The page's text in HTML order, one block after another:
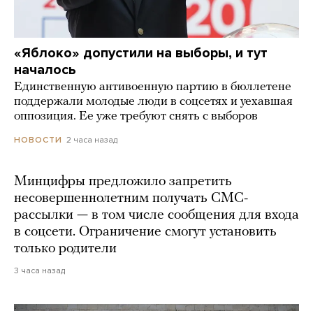
«Яблоко» допустили на выборы, и тут
началось
Единственную антивоенную партию в бюллетене
поддержали молодые люди в соцсетях и уехавшая
оппозиция. Ее уже требуют снять с выборов
НОВОСТИ 2 часа назад
Минцифры предложило запретить
несовершеннолетним получать СМС-
рассылки — в том числе сообщения для входа
в соцсети. Ограничение смогут установить
только родители
3 часа назад